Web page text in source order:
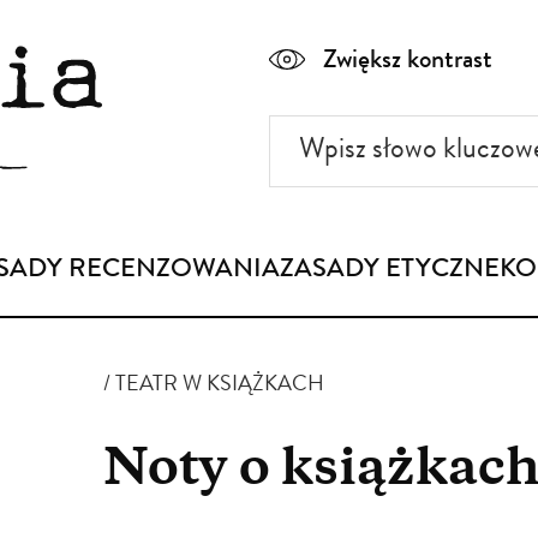
Zwiększ kontrast
słowo
kluczowe
RECENZOWANIAZASADY ETYCZNE
TEATR W KSIĄŻKACH
Noty o